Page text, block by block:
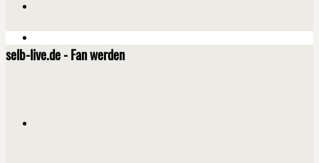
selb-live.de - Fan werden